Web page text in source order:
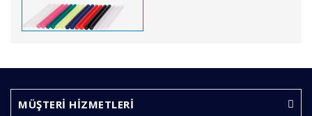
formunu kullanarak tarafımıza iletebilirsiniz.
Görüş ve önerileriniz için teşekkür ederiz.
MÜŞTERİ HİZMETLERİ